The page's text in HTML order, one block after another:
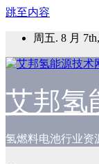
跳至内容
周五. 8 月
艾邦氢
氢燃料电池行业资